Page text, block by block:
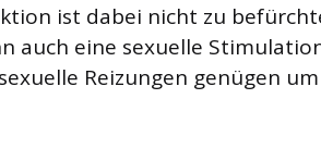
ist dabei nicht zu
auch eine sexuelle
Reizungen genügen